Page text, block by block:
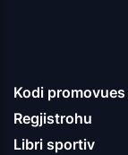
Kodi promovues
Regjistrohu
Libri sportiv